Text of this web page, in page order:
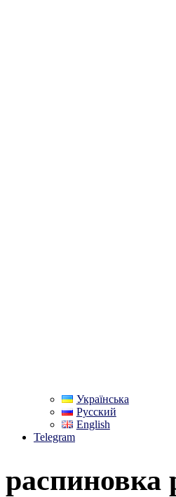
Українська
Русский
English
Telegram
распиновка